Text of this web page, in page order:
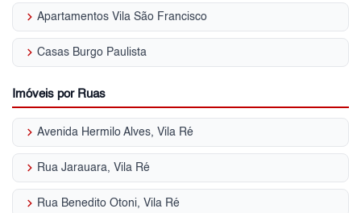
keyboard_arrow_right Apartamentos Vila São Francisco
keyboard_arrow_right Casas Burgo Paulista
Imóveis por Ruas
keyboard_arrow_right Avenida Hermilo Alves, Vila Ré
keyboard_arrow_right Rua Jarauara, Vila Ré
keyboard_arrow_right Rua Benedito Otoni, Vila Ré